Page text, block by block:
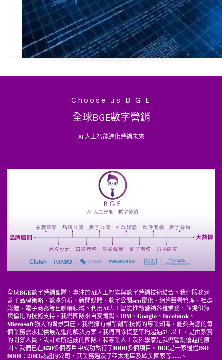
Choose us B G E
全球BGE數字營銷
AI 人工智能進化營銷未來
全球BGE數字營銷團隊，專注於AI人工智能與數字營銷技術結合。我們服務涵
蓋了品牌策略、數據分析、新聞媒體、數字公關seo優化、網路聲譽管理、社群
媒體、電子商務等互聯網領域。利用AI人工智能推動營銷各種業務，並提供無
與倫比的技術支持。我們團隊來自麥肯錫、IBM、Google、Facebook、
Microsoft強大的背景資歷，我們擁有最新創新技術的專業知識，能夠為您的每
個業務需求提供最先進的解決方案。我們團隊資歷平均超過5年以上，是由紮實
的開發人員，設計師所組成的團隊，和專業人士及科學家是我們營銷優越的原
因。我們已在650多個客戶中成功執行了1000多個項目。BGE是一家通過ISO
9001：2013認證的公司，其業務遍及了亞太地區及歐美國家等……。